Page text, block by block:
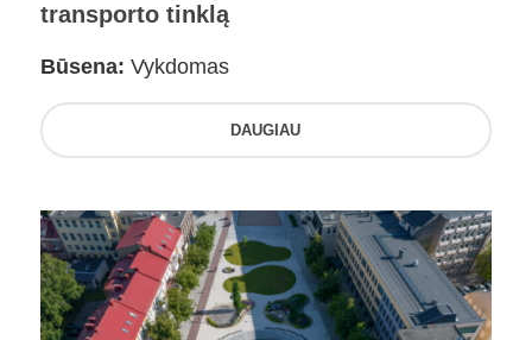
transporto tinklą
Būsena: Vykdomas
DAUGIAU